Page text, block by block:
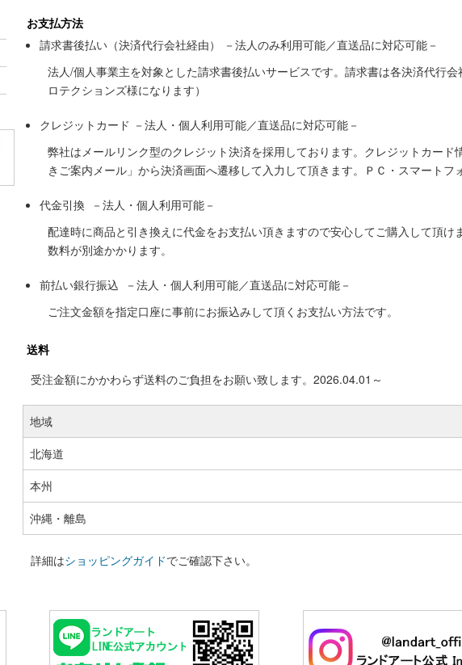
お支払方法
請求書後払い（決済代行会社経由） －法人のみ利用可能／直送品に対応可能－
法人/個人事業主を対象とした請求書後払いサービスです。請求書は各決済代行
ロテクションズ様になります）
クレジットカード －法人・個人利用可能／直送品に対応可能－
弊社はメールリンク型のクレジット決済を採用しております。クレジットカー
きご案内メール」から決済画面へ遷移して入力して頂きます。ＰＣ・スマートフ
代金引換 －法人・個人利用可能－
配達時に商品と引き換えに代金をお支払い頂きますので安心してご購入して頂
数料が別途かかります。
前払い銀行振込 －法人・個人利用可能／直送品に対応可能－
ご注文金額を指定口座に事前にお振込みして頂くお支払い方法です。
送料
受注金額にかかわらず送料のご負担をお願い致します。2026.04.01～
地域
北海道
本州
沖縄・離島
詳細はショッピングガイドでご確認下さい。